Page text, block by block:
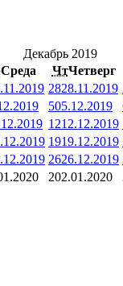
Декабрь 2019
Среда ЧтЧетверг
2828.11.2019
505.12.2019
1212.12.2019
1919.12.2019
2626.12.2019
202.01.2020